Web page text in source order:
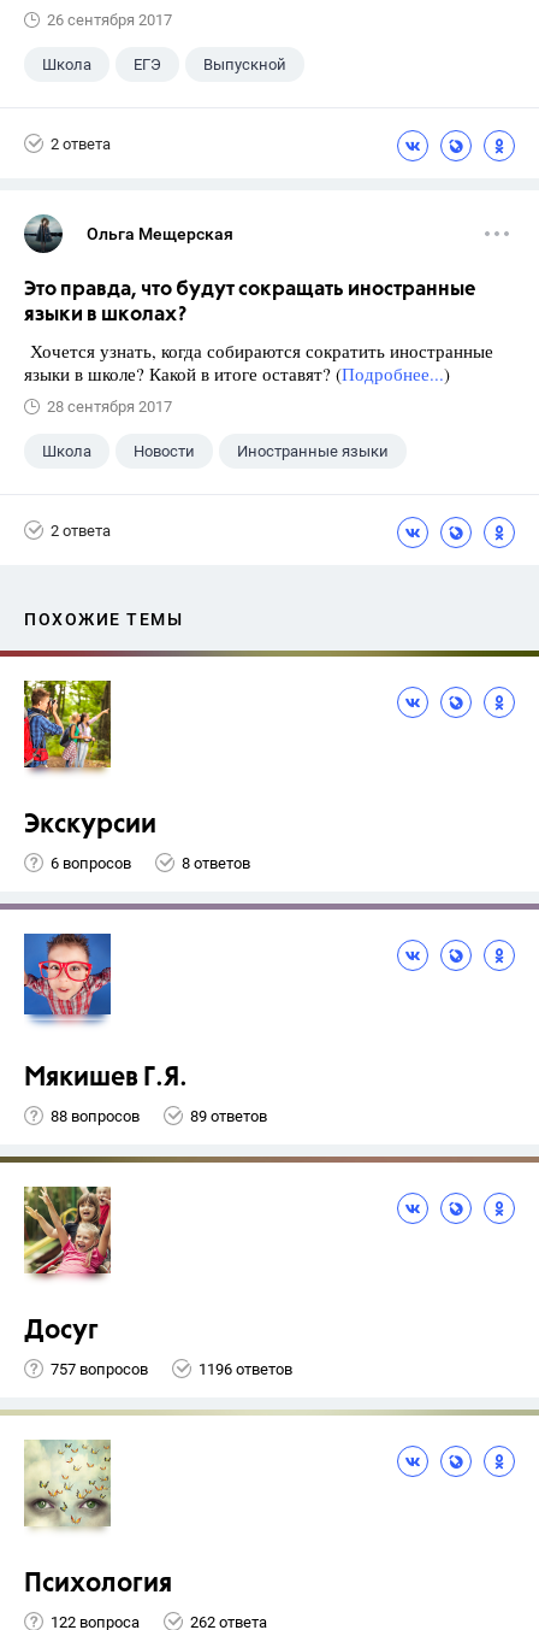
26 сентября 2017
Школа ЕГЭ Выпускной
2 ответа
Ольга Мещерская
Это правда, что будут сокращать иностранные
языки в школах?
Хочется узнать, когда собираются сократить иностранные
языки в школе? Какой в итоге оставят? (Подробнее...)
28 сентября 2017
Школа Новости Иностранные языки
2 ответа
ПОХОЖИЕ ТЕМЫ
Экскурсии
6 вопросов 8 ответов
Мякишев Г.Я.
88 вопросов 89 ответов
Досуг
757 вопросов 1196 ответов
Психология
122 вопроса 262 ответа